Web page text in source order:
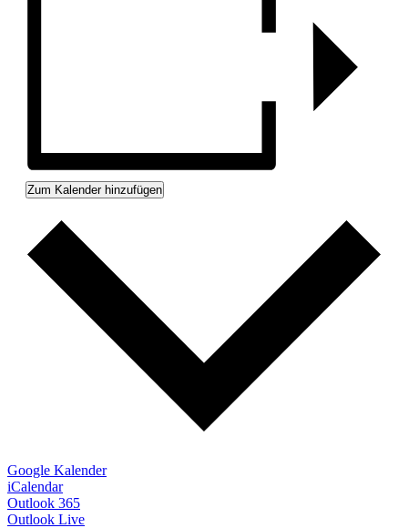
Zum Kalender hinzufügen
Google Kalender
iCalendar
Outlook 365
Outlook Live